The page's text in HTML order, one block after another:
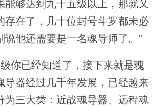
能够达到九十五级以上，那就又
存在了，几十位封号斗罗都未必
说他还需要是一名魂导师了。”
你已经知道了，接下来就是魂
导器经过几千年发展，已经越来
为三大类：近战魂导器、远程魂